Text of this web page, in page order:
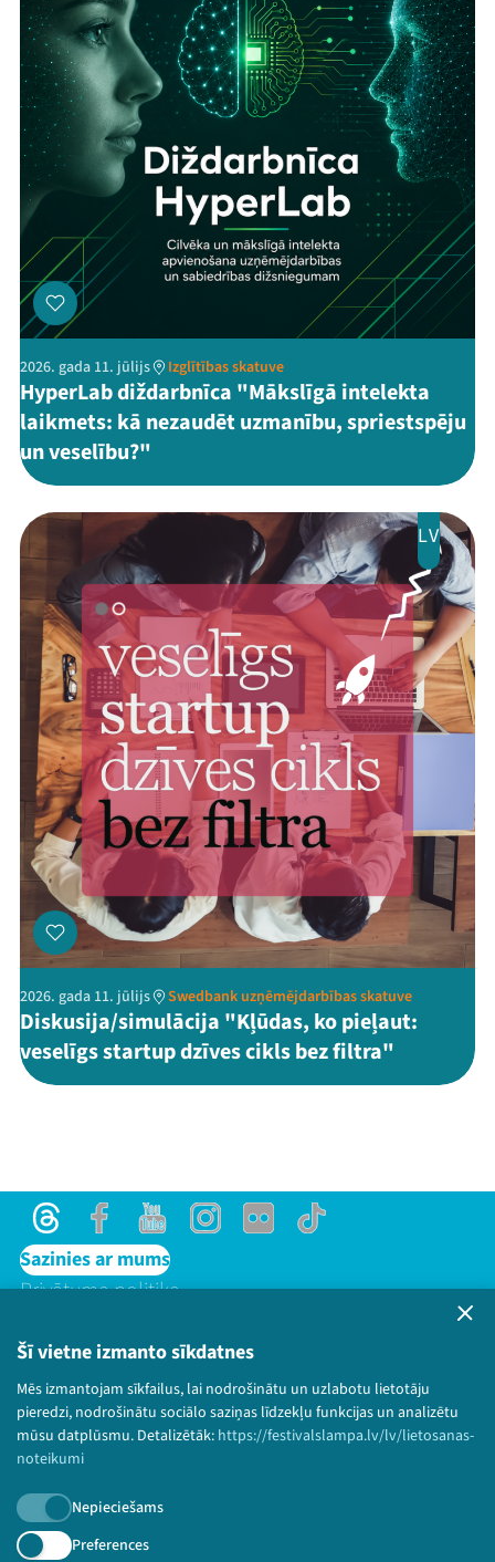
Šī vietne izmanto sīkdatnes
Mēs izmantojam sīkfailus, lai nodrošinātu un uzlabotu lietotāju
pieredzi, nodrošinātu sociālo saziņas līdzekļu funkcijas un analizētu
mūsu datplūsmu. Detalizētāk: https://festivalslampa.lv/lv/lietosanas-
noteikumi
Nepieciešams
Preferences
2026. gada 11. jūlijs Izglītības skatuve
HyperLab diždarbnīca "Mākslīgā intelekta
laikmets: kā nezaudēt uzmanību, spriestspēju
un veselību?"
LV
2026. gada 11. jūlijs Swedbank uzņēmējdarbības skatuve
Diskusija/simulācija "Kļūdas, ko pieļaut:
veselīgs startup dzīves cikls bez filtra"
ThreadsFacebookYoutubeInstagram
Flick TikTok
Sazinies ar mums
Privātuma politika
Bērnu aizsardzības politika
© 2026 Sarunu festivāls LAMPA Visas tiesības
paturētas.
Piesakies jaunumiem!